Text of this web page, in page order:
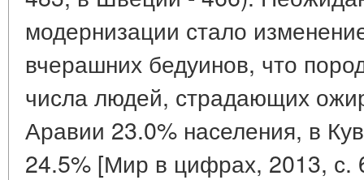
модернизации стало
вчерашних бедуинов, что
числа людей, страдающих
Аравии 23.0% населения, в
24.5% [Мир в цифрах, 2013, с.